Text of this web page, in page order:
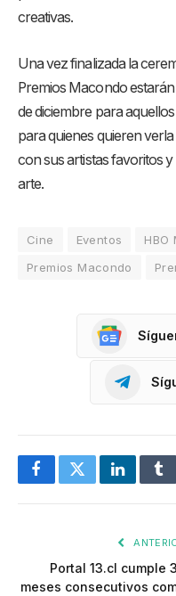
creativas.
Una vez finalizada la
Premios Macondo
de diciembre para
para quienes quieren
con sus artistas favoritos
arte.
Cine Eventos HBO
Premios Macondo
FacebookTwitterLinkedIn
Portal 13.cl cumple
meses consecutivos